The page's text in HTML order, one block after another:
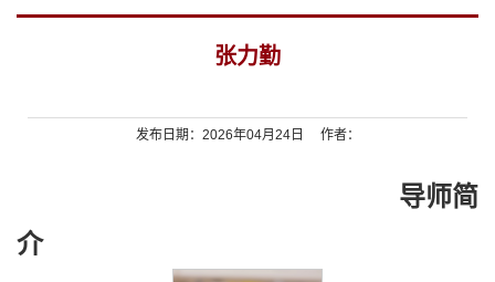
张力勤
发布日期：2026年04月24日 作者：
导师简
介